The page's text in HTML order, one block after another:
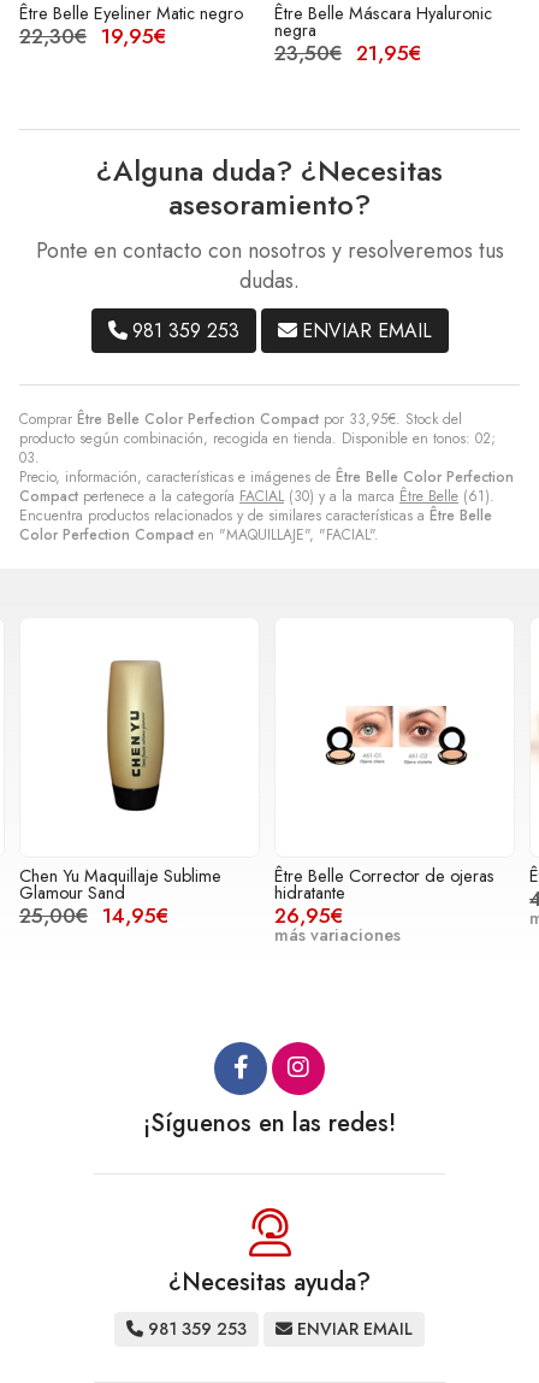
Comprar Être Belle Color Perfection Compact por 33,95€. Stock del
producto según combinación, recogida en tienda. Disponible en tonos: 02;
03.
Precio, información, características e imágenes de Être Belle Color Perfection
Compact pertenece a la categoría FACIAL(30) y a la marca Être Belle (61).
Encuentra productos relacionados y de similares características a Être Belle
Color Perfection Compact en "MAQUILLAJE", "FACIAL".
Être Belle Máscara Hyaluronic
negra
23,50€ 21,95€
Être Belle Sombras de ojos mate
ref.323
19,95€
¿Alguna duda? ¿Necesitas
asesoramiento?
Ponte en contacto con nosotros y resolveremos tus
dudas.
981 359 253 ENVIAR EMAIL
Être Belle Corrector de ojeras
hidratante
26,95€
Être Belle Maquillaje Silk Finish
42,95€
más variaciones
¡Síguenos en las redes!
¿Necesitas ayuda?
981 359 253 ENVIAR EMAIL